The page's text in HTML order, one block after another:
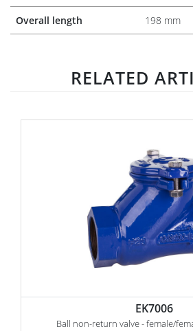
Overall length 198 mm
RELATED
EK7006
Ball non-return valve - female/